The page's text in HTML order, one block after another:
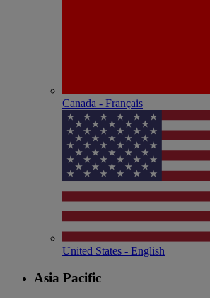
Canada - Français
United States - English
Asia Pacific